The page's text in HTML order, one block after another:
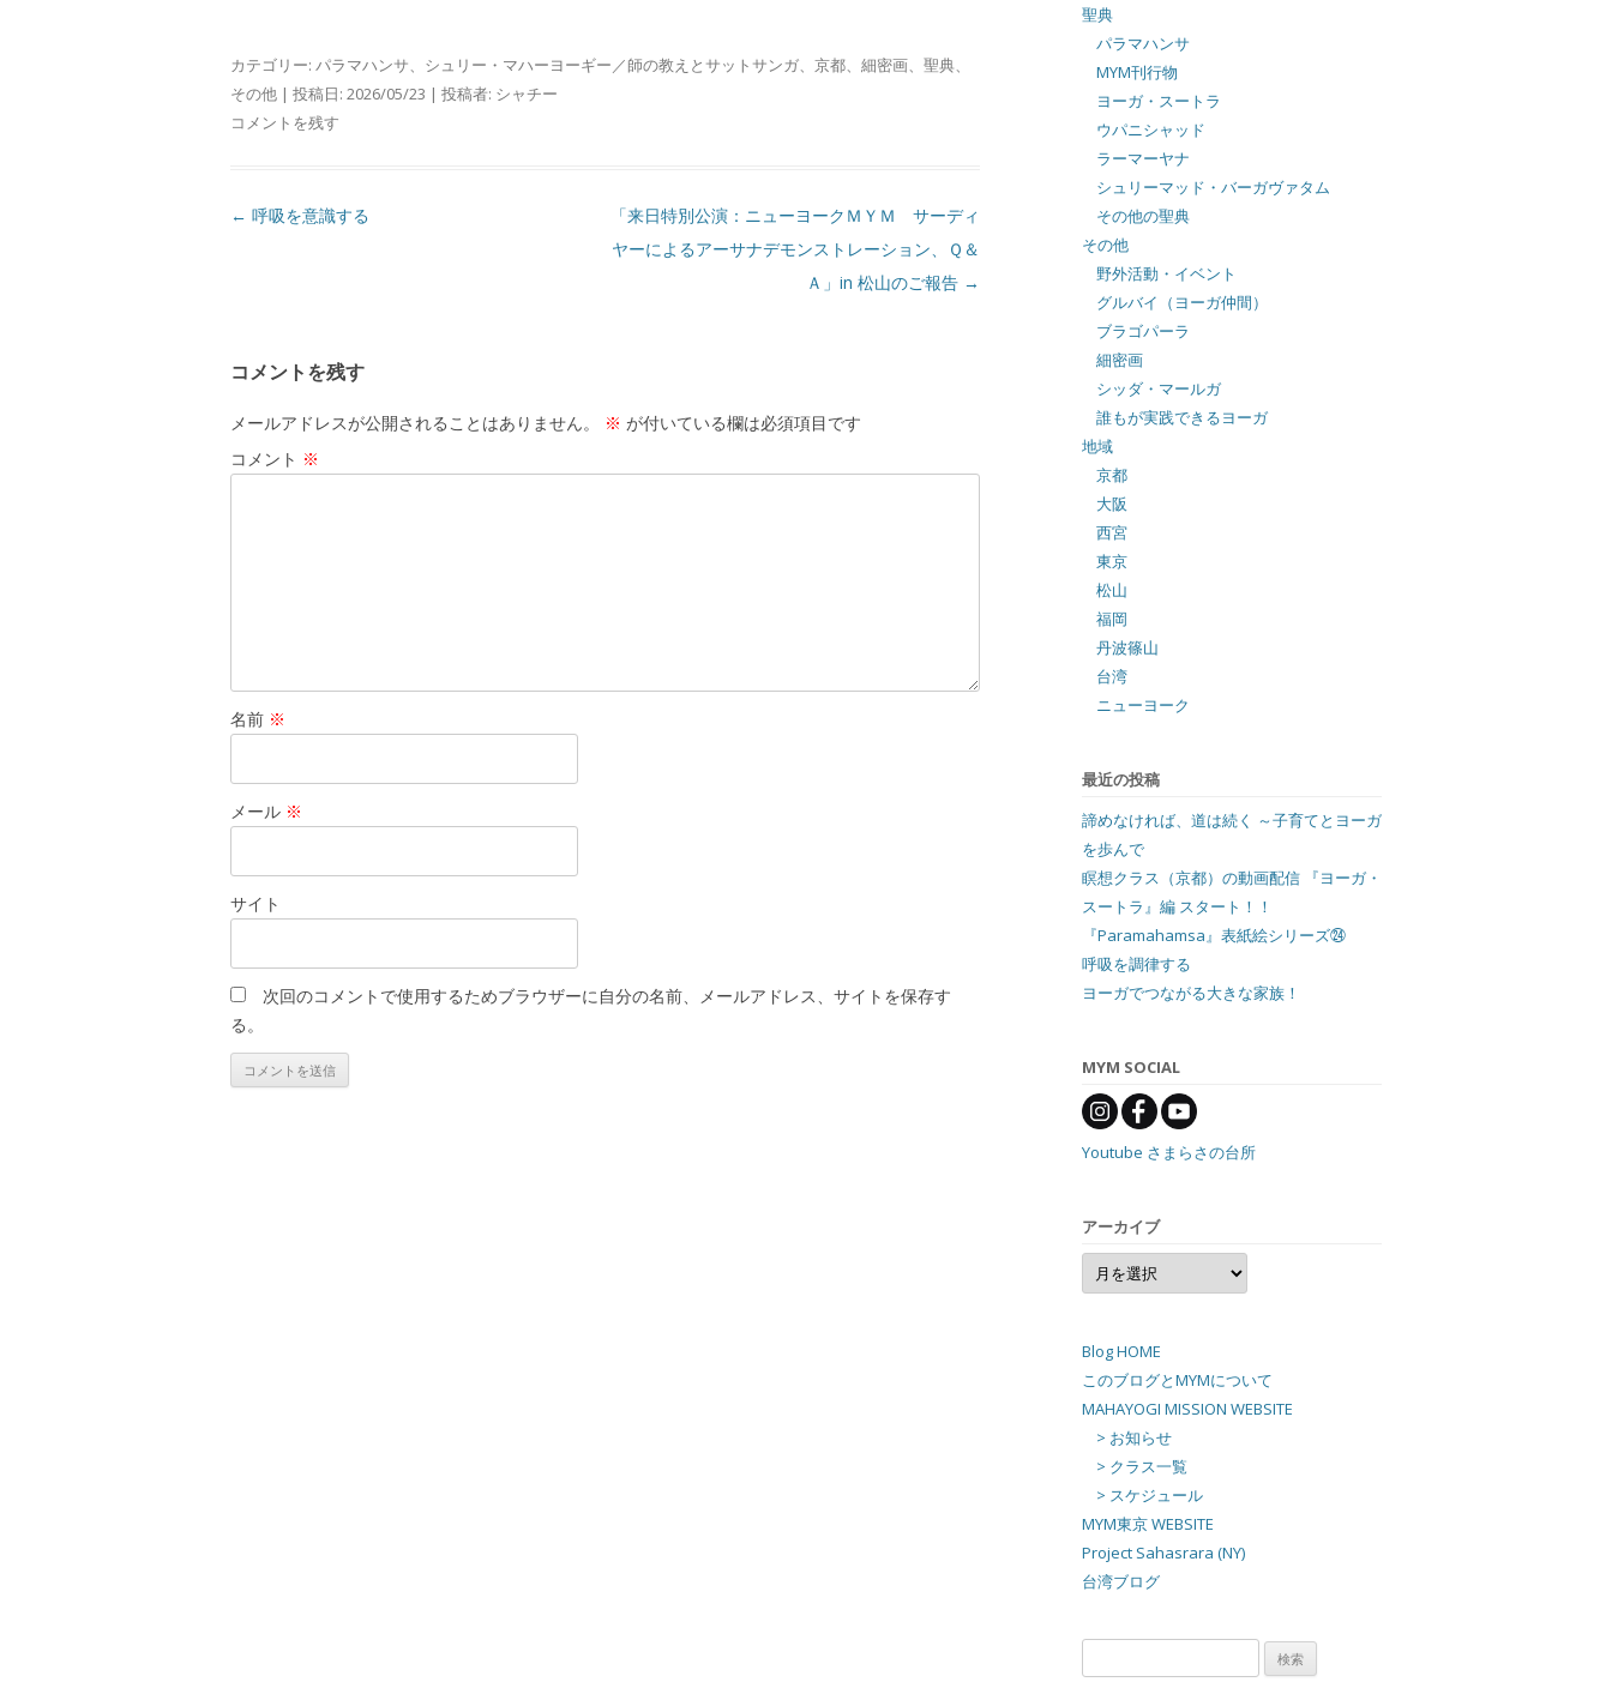
カテゴリー: パラマハンサ、 シュリー・マハーヨーギー／師の教えとサットサンガ、 京都、 細密画、 聖典、
その他 | 投稿日: 2026/05/23 | 投稿者: シャチー
コメントを残す
投
ー
シ
ョ
← 呼吸を意識する
「来日特別公演：ニューヨークＭＹＭ サーディ
ヤーによるアーサナデモンストレーション、Ｑ＆
Ａ」in 松山のご報告 →
コメントを残す
メールアドレスが公開されることはありません。 ※ が付いている欄は必須項目です
コメント ※
名前 ※
メール ※
サイト
次回のコメントで使用するためブラウザーに自分の名前、メールアドレス、サイトを保存す
る。
聖典
パラマハンサ
MYM刊行物
ヨーガ・スートラ
ウパニシャッド
ラーマーヤナ
シュリーマッド・バーガヴァタム
その他の聖典
その他
野外活動・イベント
グルバイ（ヨーガ仲間）
ブラゴパーラ
細密画
シッダ・マールガ
誰もが実践できるヨーガ
地域
京都
大阪
西宮
東京
松山
福岡
丹波篠山
台湾
ニューヨーク
最近の投稿
諦めなければ、道は続く ～子育てとヨーガ
を歩んで
瞑想クラス（京都）の動画配信 『ヨーガ・
スートラ』編 スタート！！
『Paramahamsa』表紙絵シリーズ㉔
呼吸を調律する
ヨーガでつながる大きな家族！
MYM SOCIAL
Youtube さまらさの台所
アーカイブ
ア
ー
カ
Blog HOME
このブログとMYMについて
MAHAYOGI MISSION WEBSITE
> お知らせ
> クラス一覧
> スケジュール
MYM東京 WEBSITE
Project Sahasrara (NY)
台湾ブログ